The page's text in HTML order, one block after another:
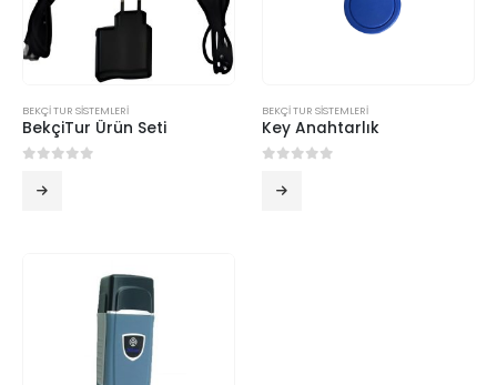
BEKÇİ TUR SİSTEMLERİ
BekçiTur Ürün Seti
BEKÇİ TUR SİSTEMLERİ
Key Anahtarlık